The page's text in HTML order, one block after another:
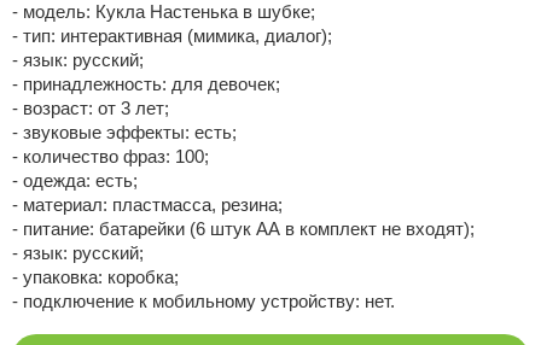
- модель: Кукла Настенька в шубке;
- тип: интерактивная (мимика, диалог);
- язык: русский;
- принадлежность: для девочек;
- возраст: от 3 лет;
- звуковые эффекты: есть;
- количество фраз: 100;
- одежда: есть;
- материал: пластмасса, резина;
- питание: батарейки (6 штук АА в комплект не входят);
- язык: русский;
- упаковка: коробка;
- подключение к мобильному устройству: нет.